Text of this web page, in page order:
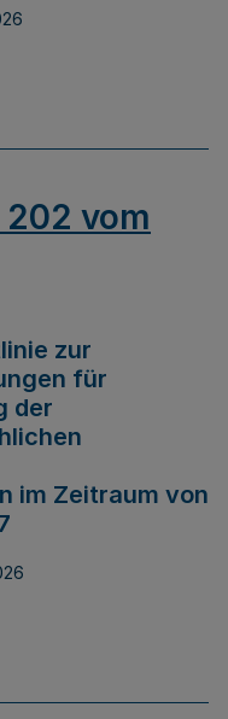
202 vom
zur
für
der
im Zeitraum von